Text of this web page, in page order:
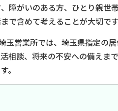
障がいのある方、ひとり親世
で含めて考えることが大切です
玉営業所では、埼玉県指定の
相談、将来の不安への備えま
。